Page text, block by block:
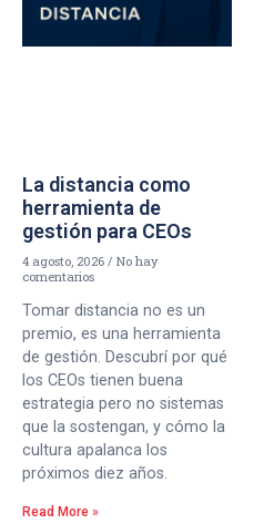
La distancia como
herramienta de
gestión para CEOs
4 agosto, 2026
No hay
comentarios
Tomar distancia no es un
premio, es una herramienta
de gestión. Descubrí por qué
los CEOs tienen buena
estrategia pero no sistemas
que la sostengan, y cómo la
cultura apalanca los
próximos diez años.
Read More »